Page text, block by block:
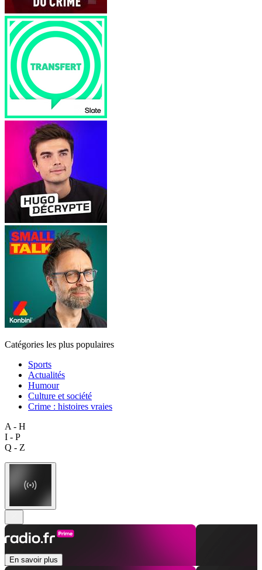
Catégories les plus populaires
Sports
Actualités
Humour
Culture et société
Crime : histoires vraies
A - H
I - P
Q - Z
En savoir plus